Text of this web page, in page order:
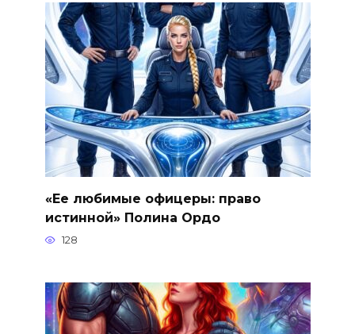
«Ее любимые офицеры: право
истинной» Полина Ордо
128